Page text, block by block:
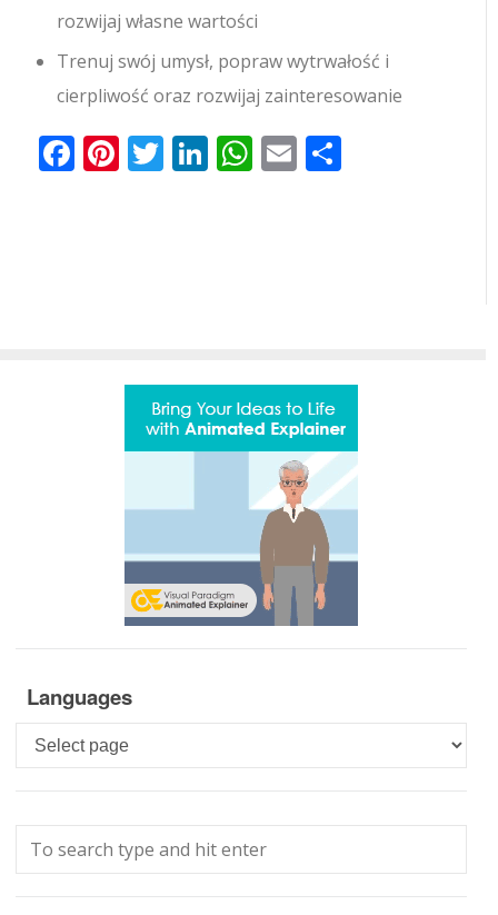
rozwijaj własne wartości
Trenuj swój umysł, popraw wytrwałość i
cierpliwość oraz rozwijaj zainteresowanie
Facebook
Pinterest
Twitter
LinkedIn
WhatsApp
Email
Languages
Languages